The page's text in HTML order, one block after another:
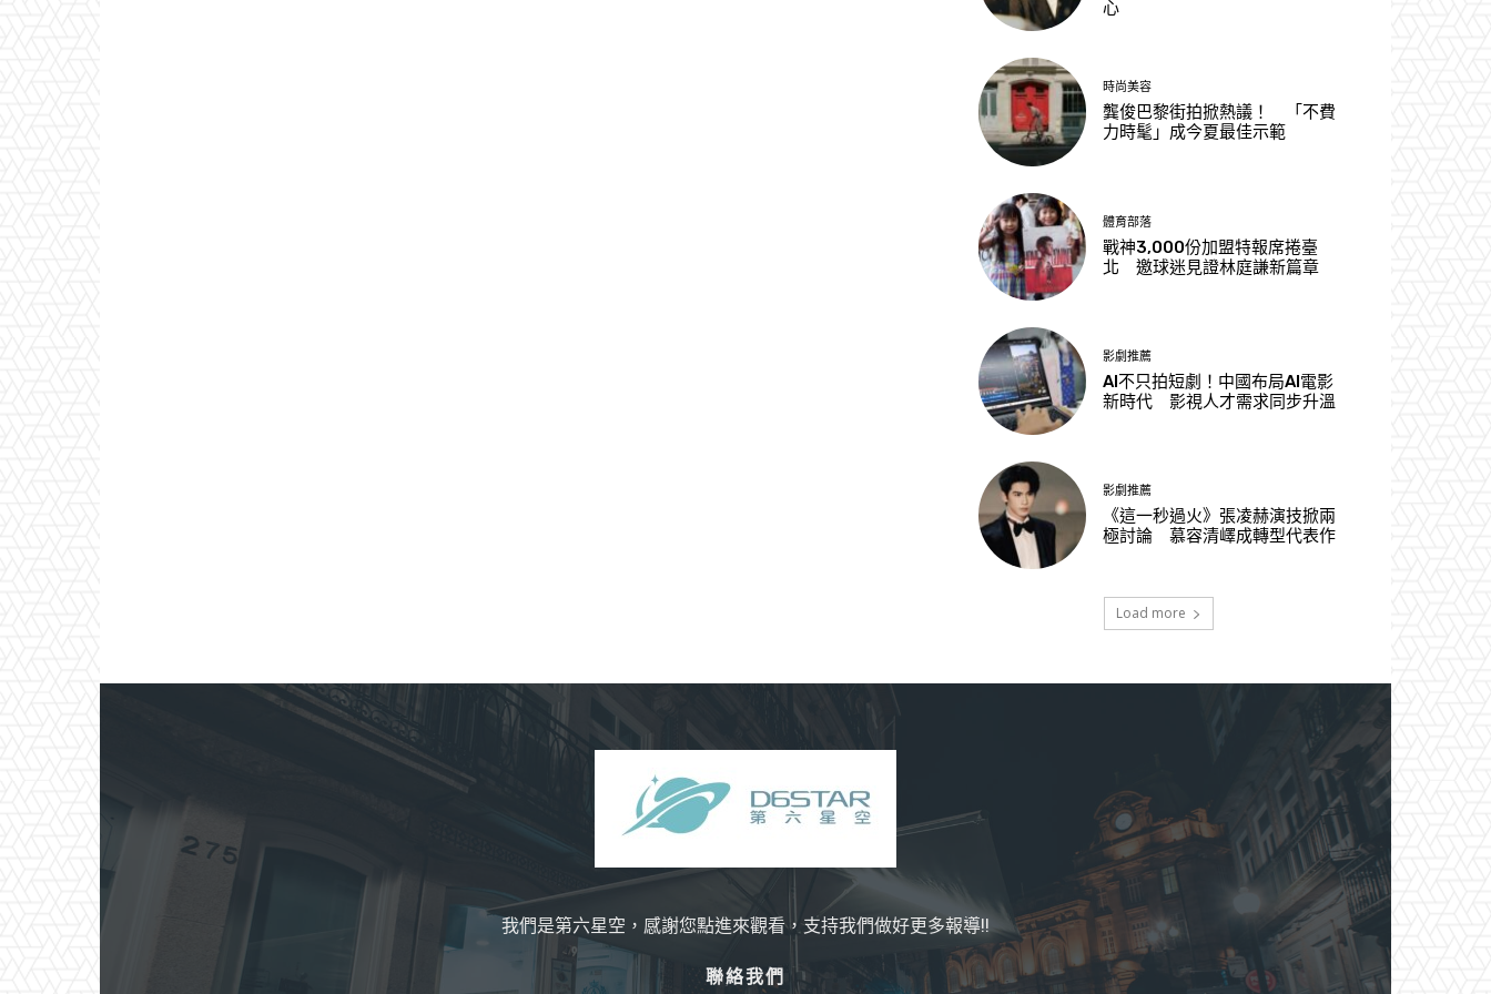
心
時尚美容
龔俊巴黎街拍掀熱議！ 「不費
力時髦」成今夏最佳示範
體育部落
戰神3,000份加盟特報席捲臺
北 邀球迷見證林庭謙新篇章
影劇推薦
AI不只拍短劇！中國布局AI電影
新時代 影視人才需求同步升溫
影劇推薦
《這一秒過火》張凌赫演技掀兩
極討論 慕容清嶧成轉型代表作
Load more
我們是第六星空，感謝您點進來觀看，支持我們做好更多報導!!
聯絡我們